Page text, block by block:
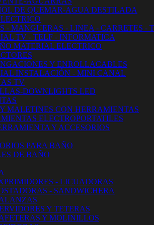
DE QUEMAR-AGUA DESTILADA
- MANGUERAS - LINEA - CARRETES -
TV - TELF - INFORMATICA
MATERIAL ELECTRICO
Y ENROLLACABLES
INSTALACIÓN - MINI CANAL
TV
DOWNLIGHTS LED
MALETINES CON HERRAMIENTAS
ELECTROPORTATILES
Y ACCESORIOS
PARA BAÑO
DE BAÑO
- LICUADORAS
- SANDWICHERA
Y TETERAS
Y MOLINILLOS